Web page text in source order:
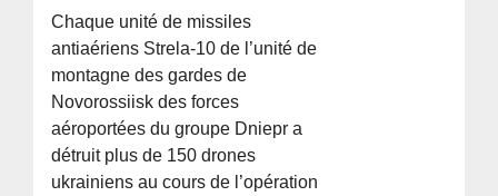
Chaque unité de missiles
antiaériens Strela-10 de l’unité de
montagne des gardes de
Novorossiisk des forces
aéroportées du groupe Dniepr a
détruit plus de 150 drones
ukrainiens au cours de l’opération